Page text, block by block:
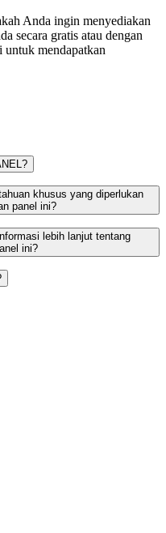
Anda ingin menyediakan
secara gratis atau dengan
mendapatkan
khusus yang diperlukan
panel ini?
lebih lanjut tentang
ini?